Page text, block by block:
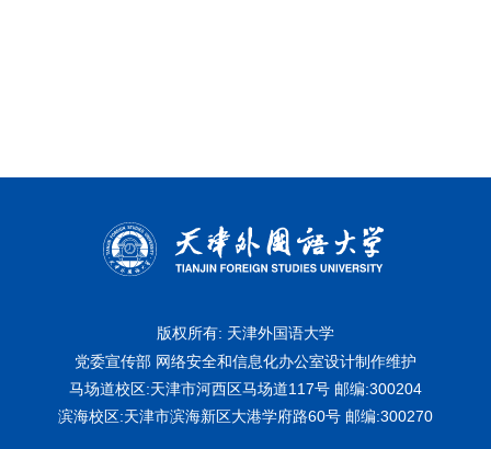
版权所有: 天津外国语大学
党委宣传部 网络安全和信息化办公室设计制作维护
马场道校区:天津市河西区马场道117号 邮编:300204
滨海校区:天津市滨海新区大港学府路60号 邮编:300270